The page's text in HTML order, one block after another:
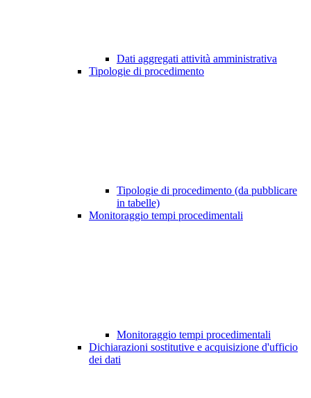
Dati aggregati attività amministrativa
Tipologie di procedimento
Tipologie di procedimento (da pubblicare
in tabelle)
Monitoraggio tempi procedimentali
Monitoraggio tempi procedimentali
Dichiarazioni sostitutive e acquisizione d'ufficio
dei dati